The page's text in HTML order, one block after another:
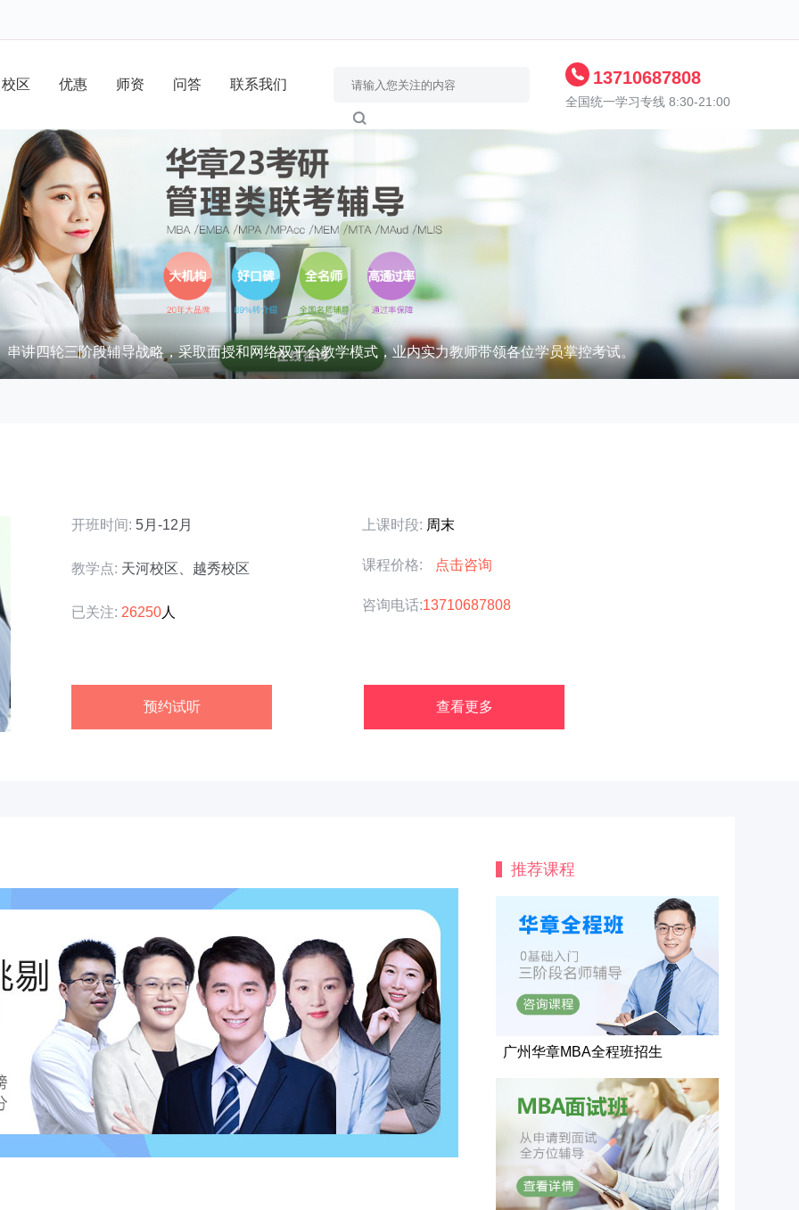
校区 优惠 师资 问答 联系我们 13710687808
全国统一学习专线 8:30-21:00
讲四轮三阶段辅导战略，采取面授和网络双平台教学模式，业内实力教师带领各位学员掌控考试。
开班时间: 5月-12月
教学点: 天河校区、越秀校区
已关注: 26250人
预约试听 查看更多
上课时段: 周末
课程价格: 点击咨询
咨询电话:13710687808
推荐课程
广州华章MBA全程班招生